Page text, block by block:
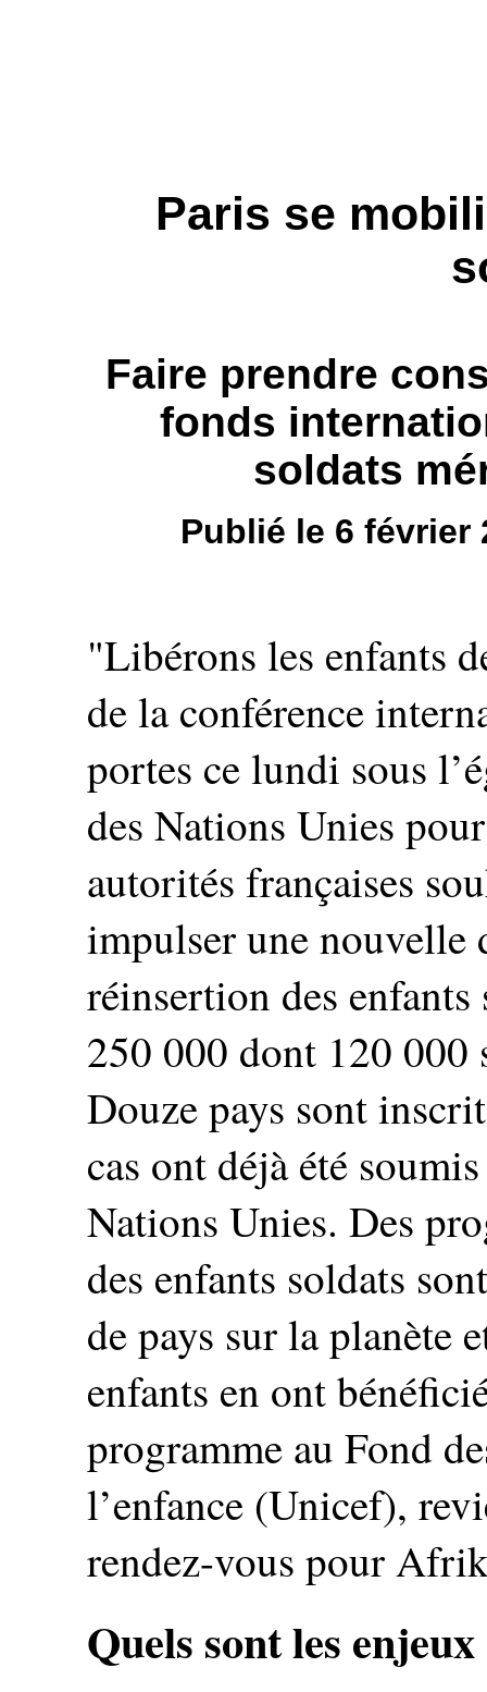
Paris se
Faire prendre
fonds
soldats
Publié le 6 février
"Libérons les enfants
de la conférence
portes ce lundi sous
des Nations Unies
autorités françaises
impulser une nouvelle
réinsertion des
250 000 dont 120
Douze pays sont
cas ont déjà été
Nations Unies. Des
des enfants soldats
de pays sur la planète
enfants en ont
programme au Fond
l’enfance (Unicef),
rendez-vous pour
Quels sont les